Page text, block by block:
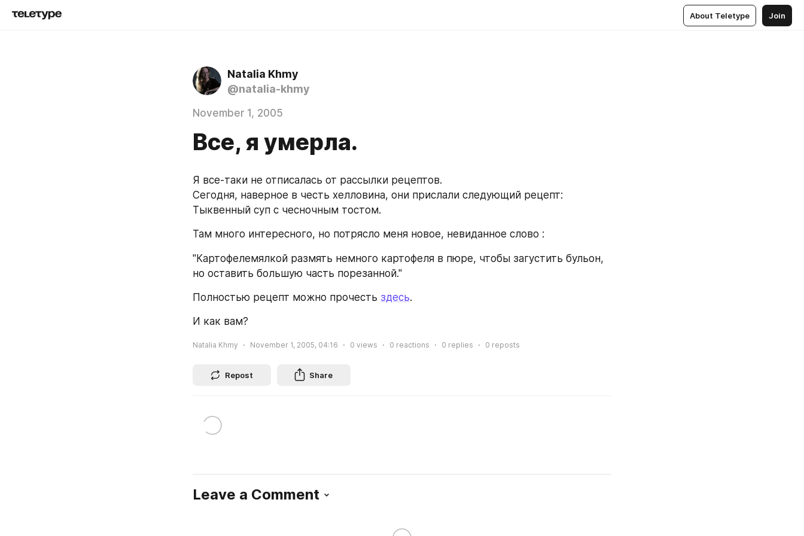
About Teletype Join
Natalia Khmy
@natalia-khmy
November 1, 2005
Все, я умерла.
Я все-таки не отписалась от рассылки рецептов.
Сегодня, наверное в честь хелловина, они прислали следующий рецепт:
Тыквенный суп с чесночным тостом.
Там много интересного, но потрясло меня новое, невиданное слово :
"Картофелемялкой размять немного картофеля в пюре, чтобы загустить бульон,
но оставить большую часть порезанной."
Полностью рецепт можно прочесть здесь.
И как вам?
Natalia Khmy November 1, 2005, 04:16 0 views 0 reactions 0 replies 0 reposts
Repost Share
Leave a Comment